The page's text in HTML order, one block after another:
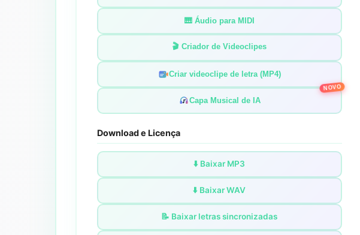
🎹 Áudio para MIDI
🎬 Criador de Videoclipes
Criar videoclipe de letra (MP4)
Capa Musical de IA
NOVO
Download e Licença
⬇️ Baixar MP3
⬇️ Baixar WAV
📝 Baixar letras sincronizadas